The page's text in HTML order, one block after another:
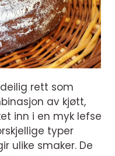
rett som
av kjøtt,
inn i en myk lefse
typer
ulike smaker. De